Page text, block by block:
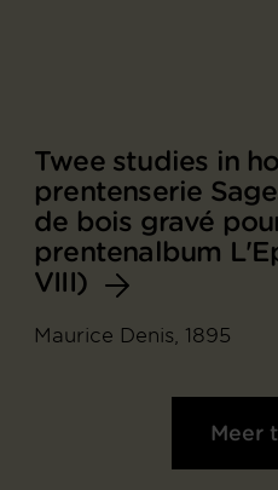
Twee studies in
prentenserie
de bois gravé
prentenalbum
VIII)
Maurice Denis, 1895
Meer